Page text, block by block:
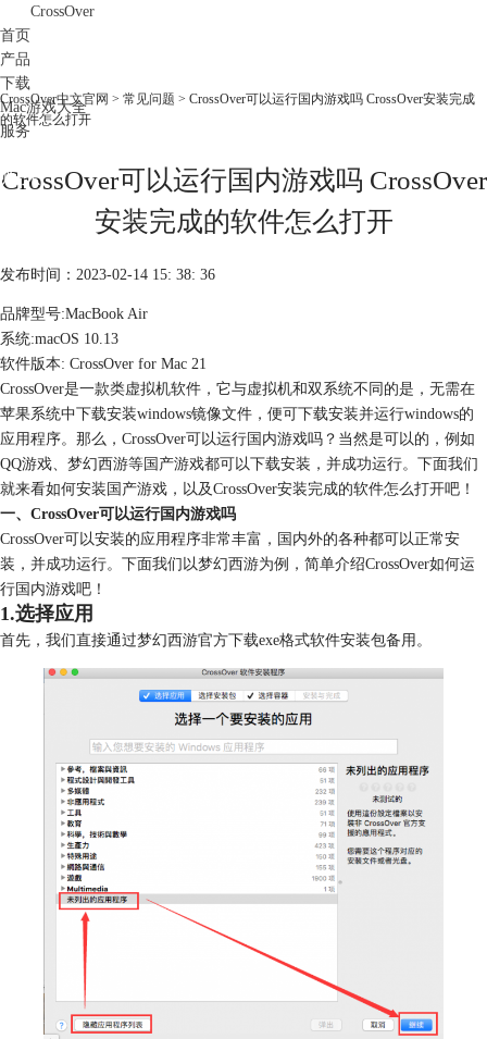
CrossOver
首页
产品
下载
Mac游戏大全
服务
购买
CrossOver中文官网 > 常见问题 > CrossOver可以运行国内游戏吗 CrossOver安装完成
的软件怎么打开
CrossOver可以运行国内游戏吗 CrossOver
安装完成的软件怎么打开
发布时间：2023-02-14 15: 38: 36
品牌型号:MacBook Air
系统:macOS 10.13
软件版本: CrossOver for Mac 21
CrossOver是一款类虚拟机软件，它与虚拟机和双系统不同的是，无需在
苹果系统中下载安装windows镜像文件，便可下载安装并运行windows的
应用程序。那么，CrossOver可以运行国内游戏吗？当然是可以的，例如
QQ游戏、梦幻西游等国产游戏都可以下载安装，并成功运行。下面我们
就来看如何安装国产游戏，以及CrossOver安装完成的软件怎么打开吧！
一、CrossOver可以运行国内游戏吗
CrossOver可以安装的应用程序非常丰富，国内外的各种都可以正常安
装，并成功运行。下面我们以梦幻西游为例，简单介绍CrossOver如何运
行国内游戏吧！
1.选择应用
首先，我们直接通过梦幻西游官方下载exe格式软件安装包备用。